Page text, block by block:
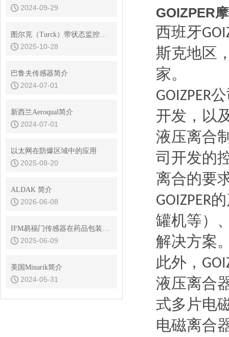
2024-09-29
图尔克（Turck）带状态监控的电容式传感器
2025-10-28
巴鲁夫传感器简介
2024-07-01
新西兰Aeroqual简介
2024-07-01
以太网在防爆区域中的应用
2025-08-20
ALDAK 简介
2026-06-08
IFM易福门传感器在药品包装机行业的应用
2025-06-09
美国Minarik简介
2024-05-31
GOIZPER
西班牙
斯克地区
家。
GOIZPER
开发， 以
液压离合
司开发的
离合的要
GOIZPER
罐机等）
解决方案
此外，
液压离合
式多片电
电磁离合